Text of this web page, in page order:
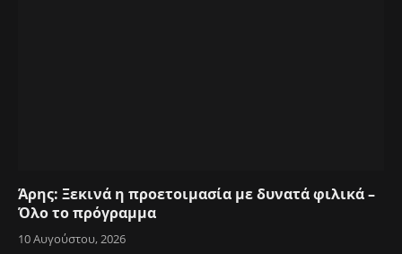
Άρης: Ξεκινά η προετοιμασία με δυνατά φιλικά –
Όλο το πρόγραμμα
10 Αυγούστου, 2026